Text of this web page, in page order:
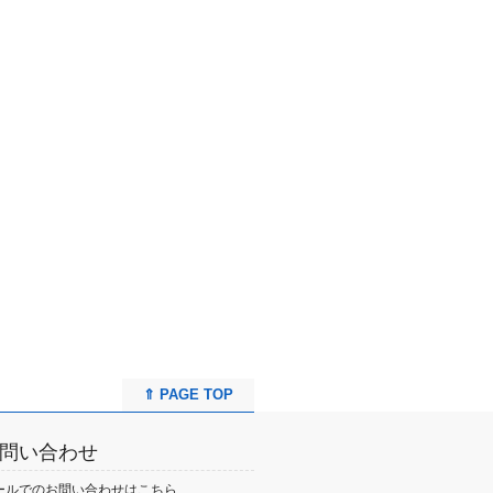
⇑ PAGE TOP
い合わせ
ルでのお問い合わせはこちら